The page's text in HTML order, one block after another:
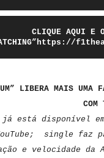
CLIQUE AQUI E
LIBERA MAIS UMA
COM
já está disponível
single faz
e velocidade da